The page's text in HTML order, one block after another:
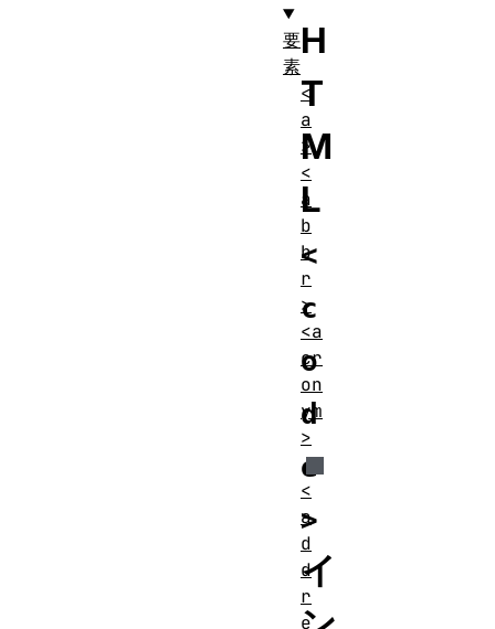
H
T
M
L
<
c
o
d
e
>
イ
要
素
<
a
>
<
a
b
b
r
>
<a
cr
on
ym
>
<
a
d
d
r
e